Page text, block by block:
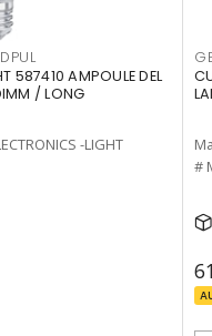
587410 AMPOULE DEL
/ LONG
-LIGHT
#